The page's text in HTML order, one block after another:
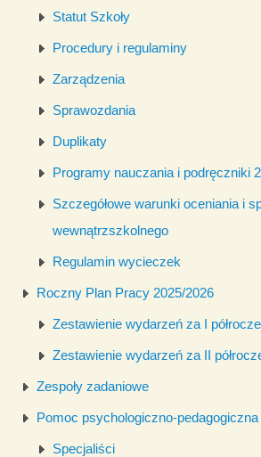
Statut Szkoły
Procedury i regulaminy
Zarządzenia
Sprawozdania
Duplikaty
Programy nauczania i podręczniki
Szczegółowe warunki oceniania i
wewnątrzszkolnego
Regulamin wycieczek
Roczny Plan Pracy 2025/2026
Zestawienie wydarzeń za I
Zestawienie wydarzeń za II
Zespoły zadaniowe
Pomoc psychologiczno-pedagogiczna
Specjaliści